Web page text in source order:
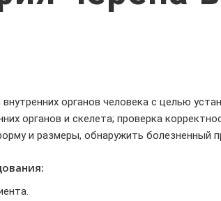
внутренних органов человека с целью
органов и скелета; проверка
и размеры, обнаружить болезненный